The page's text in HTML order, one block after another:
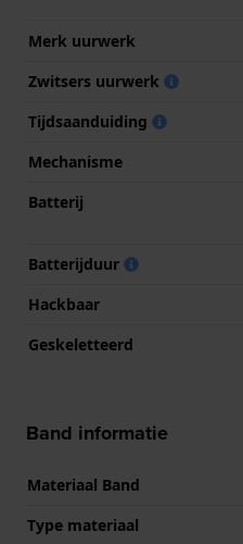
Merk uurwerk
Zwitsers uurwerk
Tijdsaanduiding
Mechanisme
Batterij
Batterijduur
Hackbaar
Geskeletteerd
Band informatie
Materiaal Band
Type materiaal